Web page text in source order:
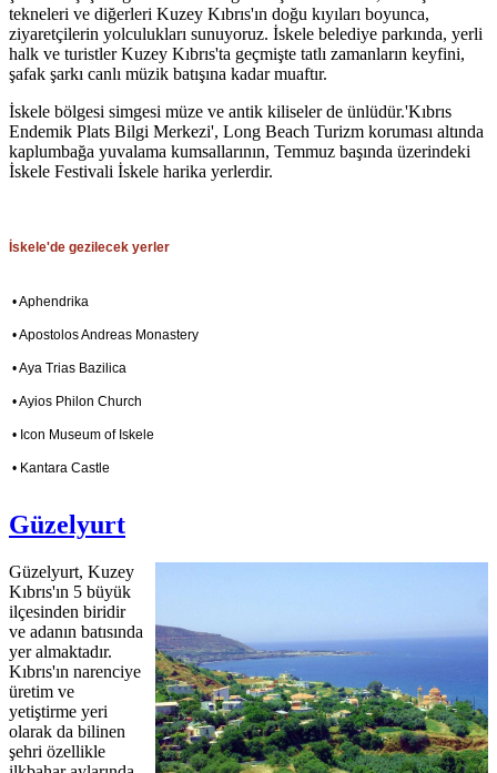
tekneleri ve diğerleri Kuzey Kıbrıs'ın doğu kıyıları boyunca,
ziyaretçilerin yolculukları sunuyoruz. İskele belediye parkında, yerli
halk ve turistler Kuzey Kıbrıs'ta geçmişte tatlı zamanların keyfini,
şafak şarkı canlı müzik batışına kadar muaftır.
İskele bölgesi simgesi müze ve antik kiliseler de ünlüdür.'Kıbrıs
Endemik Plats Bilgi Merkezi', Long Beach Turizm koruması altında
kaplumbağa yuvalama kumsallarının, Temmuz başında üzerindeki
İskele Festivali İskele harika yerlerdir.
İskele'de gezilecek yerler
• Aphendrika
• Apostolos Andreas Monastery
• Aya Trias Bazilica
• Ayios Philon Church
• Icon Museum of Iskele
• Kantara Castle
Güzelyurt
Güzelyurt, Kuzey
Kıbrıs'ın 5 büyük
ilçesinden biridir
ve adanın batısında
yer almaktadır.
Kıbrıs'ın narenciye
üretim ve
yetiştirme yeri
olarak da bilinen
şehri özellikle